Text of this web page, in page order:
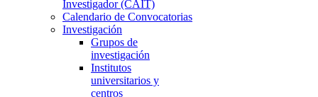
Investigador (CAIT)
Calendario de Convocatorias
Investigación
Grupos de
investigación
Institutos
universitarios y
centros